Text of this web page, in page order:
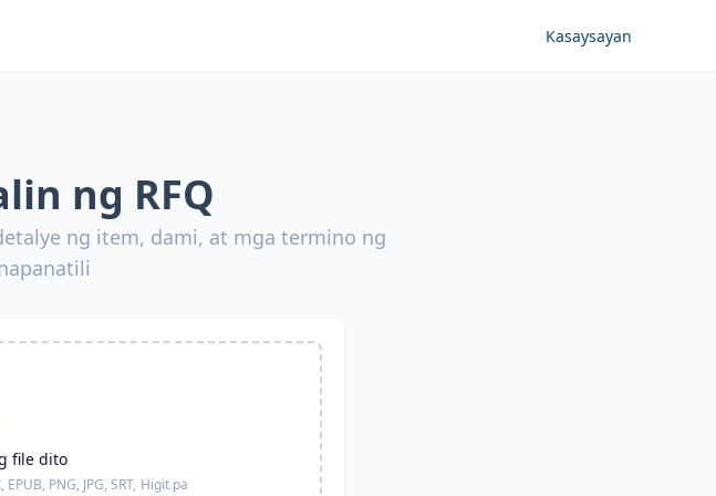
Kasaysayan
ng RFQ
ng item, dami, at mga termino ng
file dito
EPUB, PNG, JPG, SRT, Higit pa